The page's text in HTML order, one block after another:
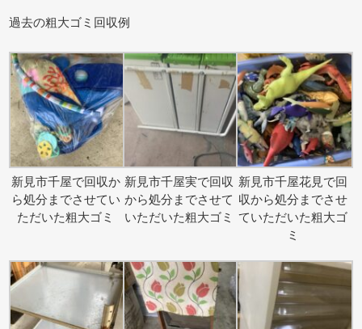
過去の粗大ゴミ回収例
新見市千屋で回収か
ら処分までさせてい
ただいた粗大ゴミ
新見市千屋実で回収
から処分までさせて
いただいた粗大ゴミ
新見市千屋花見で回
収から処分までさせ
ていただいた粗大ゴ
ミ